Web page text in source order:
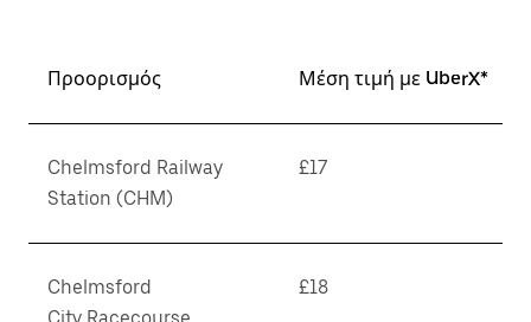
Προορισμός Μέση τιμή με UberX*
Chelmsford Railway
Station (CHM)
£17
Chelmsford
£18